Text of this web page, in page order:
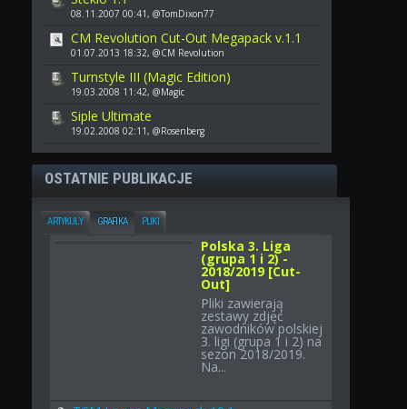
08.11.2007 00:41, @TomDixon77
CM Revolution Cut-Out Megapack v.1.1
01.07.2013 18:32, @CM Revolution
Turnstyle III (Magic Edition)
19.03.2008 11:42, @Magic
Siple Ultimate
19.02.2008 02:11, @Rosenberg
OSTATNIE PUBLIKACJE
ARTYKUŁY GRAFIKA PLIKI
Polska 3. Liga
(grupa 1 i 2) -
2018/2019 [Cut-
Out]
Pliki zawierają
zestawy zdjęć
zawodników polskiej
3. ligi (grupa 1 i 2) na
sezon 2018/2019.
Na...